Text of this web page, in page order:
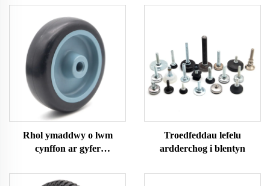
Rhol ymaddwy o lwm
cynffon ar gyfer
Troedfeddau lefelu
ardderchog i blentyn